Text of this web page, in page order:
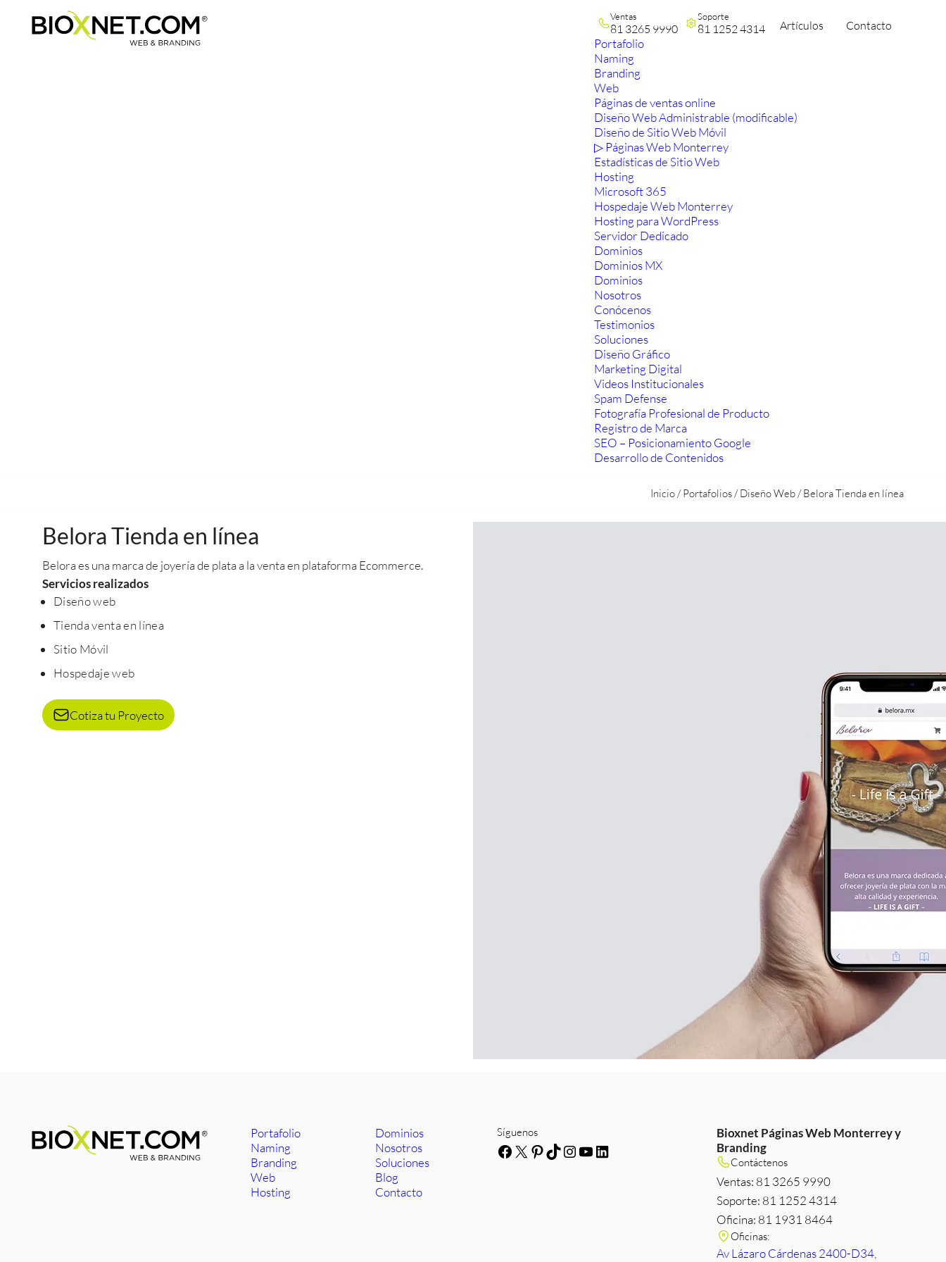
Ventas
81 3265 9990
Soporte
81 1252 4314 Artículos Contacto
Portafolio
Naming
Branding
Web
Páginas de ventas online
Diseño Web Administrable (modificable)
Diseño de Sitio Web Móvil
▷ Páginas Web Monterrey
Estadísticas de Sitio Web
Hosting
Microsoft 365
Hospedaje Web Monterrey
Hosting para WordPress
Servidor Dedicado
Dominios
Dominios MX
Dominios
Nosotros
Conócenos
Testimonios
Soluciones
Diseño Gráfico
Marketing Digital
Videos Institucionales
Spam Defense
Fotografía Profesional de Producto
Registro de Marca
SEO – Posicionamiento Google
Desarrollo de Contenidos
Inicio/Portafolios/Diseño Web/Belora Tienda en línea
Belora Tienda en línea
Belora es una marca de joyería de plata a la venta en plataforma Ecommerce.
Servicios realizados
Diseño web
Tienda venta en línea
Sitio Móvil
Hospedaje web
Cotiza tu Proyecto
Portafolio
Naming
Branding
Web
Hosting
Dominios
Nosotros
Soluciones
Blog
Contacto
Síguenos
Facebook
X Pinterest
TikTok
Instagram
YouTube
LinkedIn
Bioxnet Páginas Web Monterrey y
Branding
Contáctenos
Ventas: 81 3265 9990
Soporte: 81 1252 4314
Oficina: 81 1931 8464
Oficinas:
Av Lázaro Cárdenas 2400-D34,